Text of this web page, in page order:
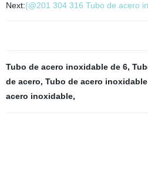
Next:{@201 304 316 Tubo de acero
Tubo de acero inoxidable de 6,
de acero, Tubo de acero inoxidable
acero inoxidable,